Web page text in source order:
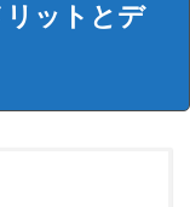
リットとデ